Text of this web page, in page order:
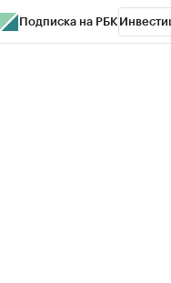
Подписка на РБК